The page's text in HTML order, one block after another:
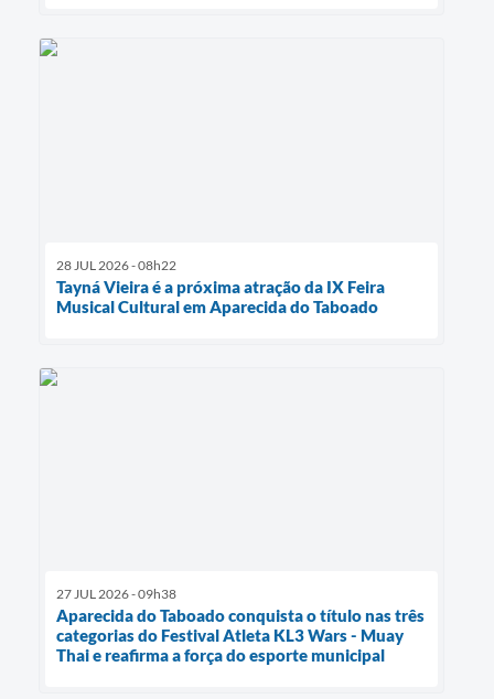
28 JUL 2026 - 08h22
Tayná Vieira é a próxima atração da IX Feira
Musical Cultural em Aparecida do Taboado
27 JUL 2026 - 09h38
Aparecida do Taboado conquista o título nas três
categorias do Festival Atleta KL3 Wars - Muay
Thai e reafirma a força do esporte municipal